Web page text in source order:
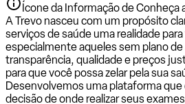
Ícone da Informação de Conheça
A Trevo nasceu com um propósito
serviços de saúde uma realidade
especialmente aqueles sem plano
transparência, qualidade e preços
para que você possa zelar pela sua
Desenvolvemos uma plataforma que
decisão de onde realizar seus